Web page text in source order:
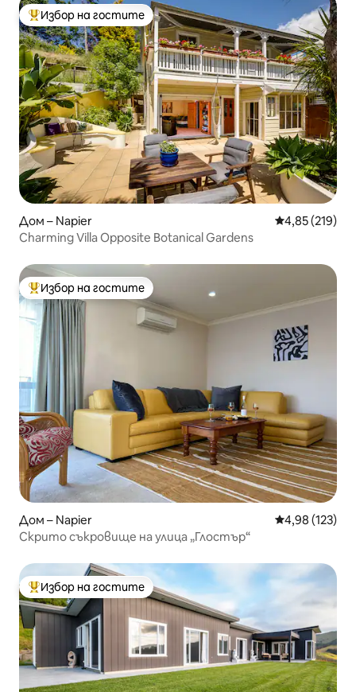
Най-популярен избор на гостите
Избор на гостите
Дом – Napier Средна
4,85 (219)
Charming Villa Opposite Botanical Gardens
Най-популярен избор на гостите
Избор на гостите
Дом – Napier Средна
4,98 (123)
Скрито съкровище на улица „Глостър“
Най-популярен избор на гостите
Избор на гостите